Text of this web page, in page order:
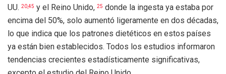
UU. 20,45 y el Reino Unido, 25 donde la ingesta ya estaba por
encima del 50%, solo aumentó ligeramente en dos décadas,
lo que indica que los patrones dietéticos en estos países
ya están bien establecidos. Todos los estudios informaron
tendencias crecientes estadísticamente significativas,